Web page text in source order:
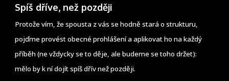
Spíš dříve, než později
Protože vím, že spousta z vás se hodně stará o strukturu,
pojďme provést obecné prohlášení a aplikovat ho na každý
příběh (ne vždycky se to děje, ale budeme se toho držet):
mělo by k ní dojít spíš dřív než později.